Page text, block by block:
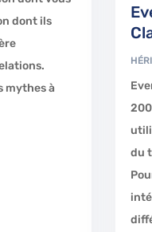
dont ils
mythes à
du